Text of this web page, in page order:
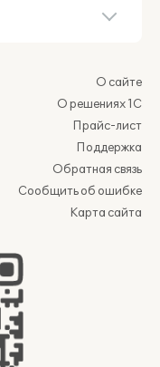
О сайте
О решениях 1С
Прайс-лист
Поддержка
Обратная связь
Сообщить об ошибке
Карта сайта